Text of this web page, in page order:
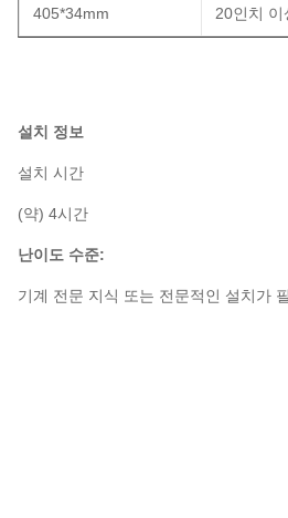
405*34mm 20인치 이
설치 정보
설치 시간
(약) 4시간
난이도 수준:
기계 전문 지식 또는 전문적인 설치가